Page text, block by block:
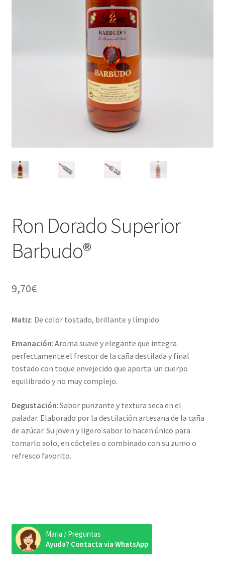
Ron Dorado Superior
Barbudo®
9,70€
Matiz: De color tostado, brillante y límpido.
Emanación: Aroma suave y elegante que integra
perfectamente el frescor de la caña destilada y final
tostado con toque envejecido que aporta un cuerpo
equilibrado y no muy complejo.
Degustación: Sabor punzante y textura seca en el
paladar. Elaborado por la destilación artesana de la caña
de azúcar. Su joven y ligero sabor lo hacen único para
tomarlo solo, en cócteles o combinado con su zumo o
refresco favorito.
Maria / Preguntas
Ayuda? Contacta via WhatsApp